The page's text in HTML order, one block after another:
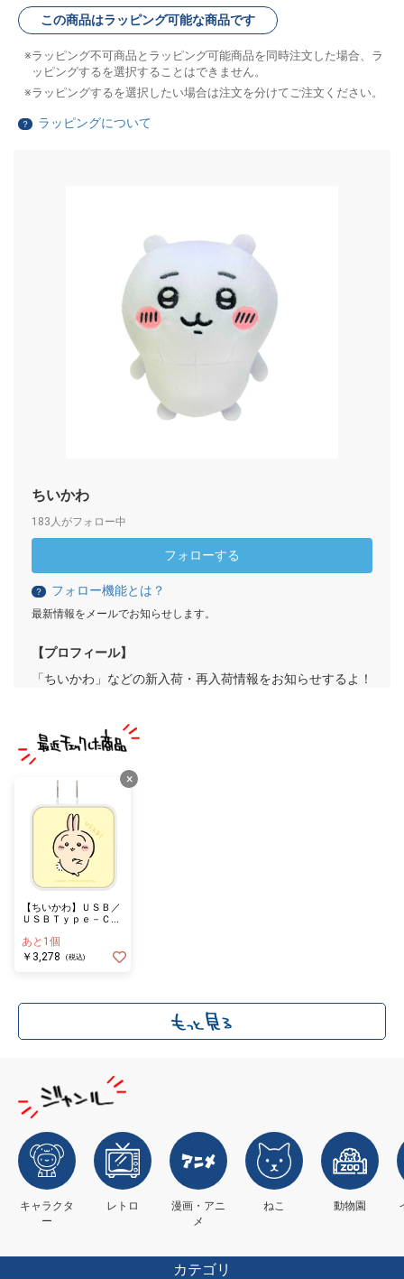
この商品はラッピング可能な商品です
ラッピング不可商品とラッピング可能商品を同時注文した場合、ラ
ッピングするを選択することはできません。
ラッピングするを選択したい場合は注文を分けてご注文ください。
？ ラッピングについて
ちいかわ
183人がフォロー中
フォローする
？ フォロー機能とは？
最新情報をメールでお知らせします。
【プロフィール】
「ちいかわ」などの新入荷・再入荷情報をお知らせするよ！
×
【ちいかわ】ＵＳＢ／
ＵＳＢＴｙｐｅ－Ｃ
あと1個
￥3,278
(税込)
キャラクタ
ー
レトロ
漫画・アニ
メ
ねこ 動物園
カテゴリ